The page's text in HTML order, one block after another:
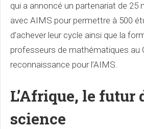
qui a annoncé un partenariat de 25
avec AIMS pour permettre à 500
d’achever leur cycle ainsi que la
professeurs de mathématiques au
reconnaissance pour l’AIMS.
L’Afrique, le futur
science